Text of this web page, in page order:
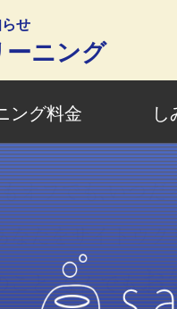
せ
ーニング
ング料金